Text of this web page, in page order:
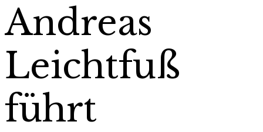
Andreas
Leichtfuß
führt